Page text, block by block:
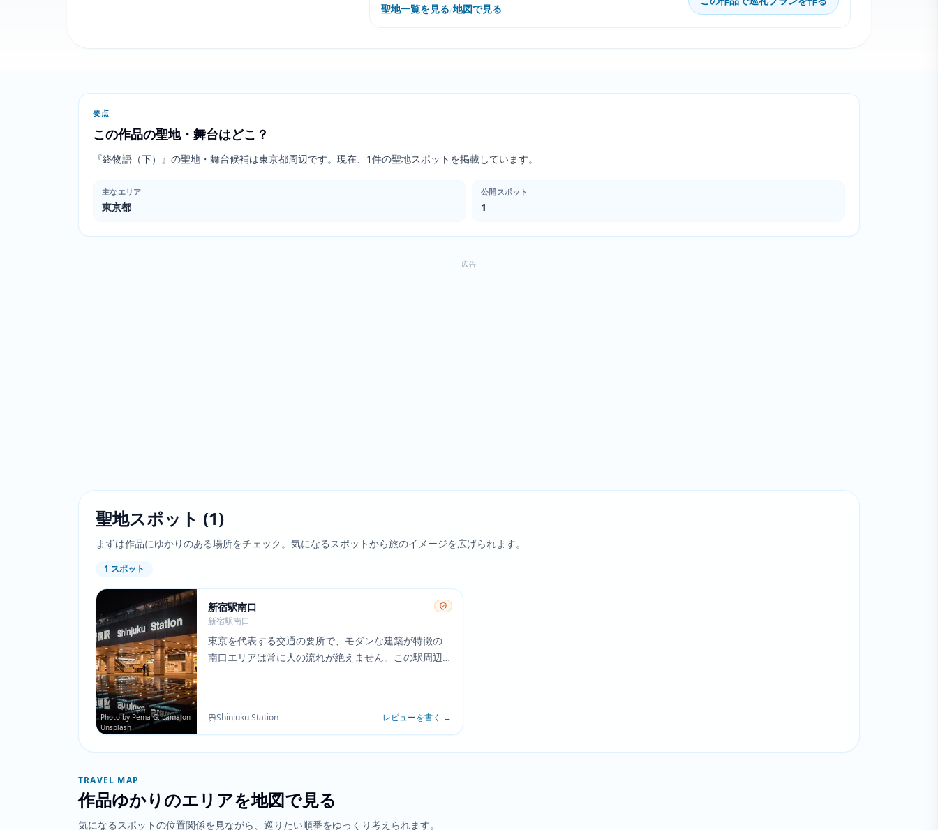
聖地一覧を見る/地図で見る
要点
この作品の聖地・舞台はどこ？
『終物語（下）』の聖地・舞台候補は東京都周辺です。現在、1件の聖地スポットを掲載しています。
主なエリア
東京都
公開スポット
1
広告
聖地スポット (1)
まずは作品にゆかりのある場所をチェック。気になるスポットから旅のイメージを広げられます。
1 スポット
Photo by Pema G. Lama on
Unsplash
新宿駅南口
新宿駅南口
東京を代表する交通の要所で、モダンな建築が特徴の
南口エリアは常に人の流れが絶えません。この駅周辺
Shinjuku Station レビューを書く →
TRAVEL MAP
作品ゆかりのエリアを地図で見る
気になるスポットの位置関係を見ながら、巡りたい順番をゆっくり考えられます。